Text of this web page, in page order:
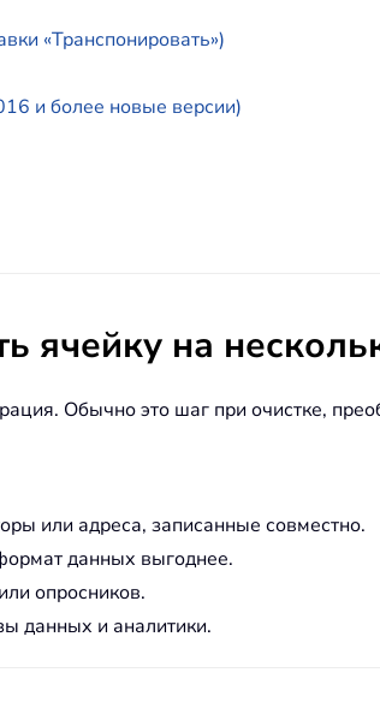
«Транспонировать»)
и более новые версии)
ячейку на
Обычно это шаг при очистке,
или адреса, записанные совместно.
данных выгоднее.
опросников.
данных и аналитики.